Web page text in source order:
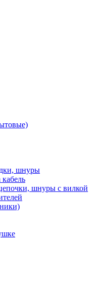
шнуры
шнуры с вилкой